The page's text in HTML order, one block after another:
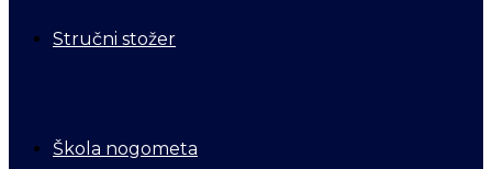
Stručni stožer
Škola nogometa